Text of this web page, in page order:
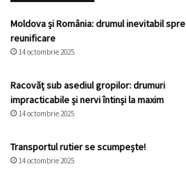
Moldova și România: drumul inevitabil spre
reunificare
14 octombrie 2025
Racovăț sub asediul gropilor: drumuri
impracticabile și nervi întinși la maxim
14 octombrie 2025
Transportul rutier se scumpește!
14 octombrie 2025